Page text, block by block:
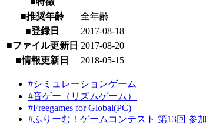
■推奨年齢
全年齢
■登録日
2017-08-18
■ファイル更新日 2017-08-20
■情報更新日
2018-05-15
#シミュレーションゲーム
#音ゲー（リズムゲーム）
#Freegames for Global(PC)
#ふりーむ！ゲームコンテスト 第13回 参